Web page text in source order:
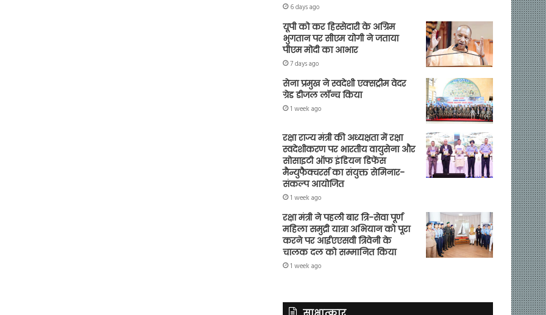
6 days ago
यूपी को कर हिस्सेदारी के अग्रिम
भुगतान पर सीएम योगी ने जताया
पीएम मोदी का आभार
7 days ago
सेना प्रमुख ने स्वदेशी एक्सट्रीम वेदर
ग्रेड डीजल लॉन्च किया
1 week ago
रक्षा राज्य मंत्री की अध्यक्षता में रक्षा
स्वदेशीकरण पर भारतीय वायुसेना और
सोसाइटी ऑफ इंडियन डिफेंस
मैन्युफैक्चरर्स का संयुक्त सेमिनार-
संकल्प आयोजित
1 week ago
रक्षा मंत्री ने पहली बार त्रि-सेवा पूर्ण
महिला समुद्री यात्रा अभियान को पूरा
करने पर आईएएसवी त्रिवेनी के
चालक दल को सम्मानित किया
1 week ago